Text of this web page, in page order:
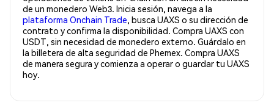
de un monedero Web3. Inicia sesión, navega a la
plataforma Onchain Trade, busca UAXS o su dirección de
contrato y confirma la disponibilidad. Compra UAXS con
USDT, sin necesidad de monedero externo. Guárdalo en
la billetera de alta seguridad de Phemex. Compra UAXS
de manera segura y comienza a operar o guardar tu UAXS
hoy.